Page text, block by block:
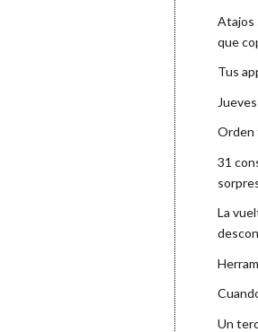
Atajos
que
Tus
Orden
31
La
Un